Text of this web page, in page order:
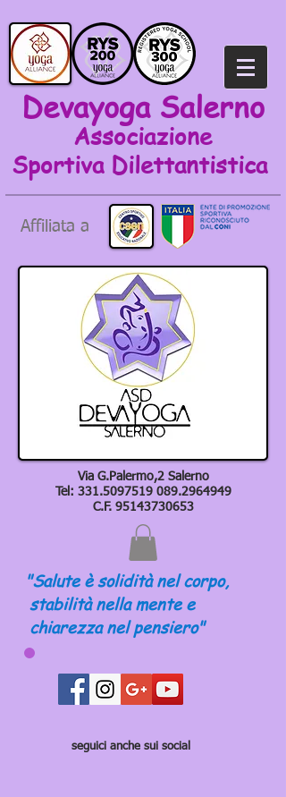
Devayoga Salerno
Associazione
Sportiva Dilettantistica
Affiliata a
Via G.Palermo,2 Salerno
Tel: 331.5097519 089.2964949
C.F. 95143730653
"Salute è solidità nel corpo,
stabilità nella mente e
chiarezza nel pensiero"
seguici anche sui social